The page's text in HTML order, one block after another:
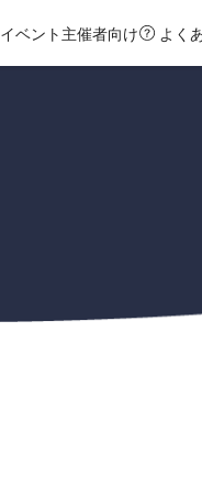
イベント主催者向け よく